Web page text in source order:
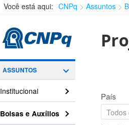
Você está aqui: CNPq Assuntos
ASSUNTOS
Institucional
Bolsas e Auxílios
País